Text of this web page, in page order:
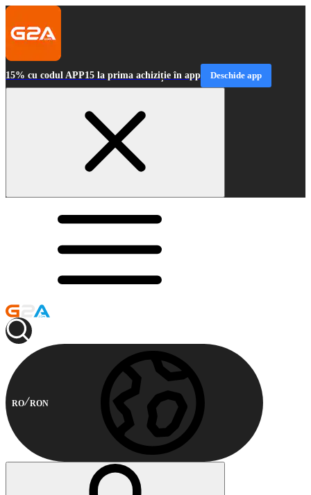
15% cu codul APP15 la prima achiziție în app Deschide app
RO RON